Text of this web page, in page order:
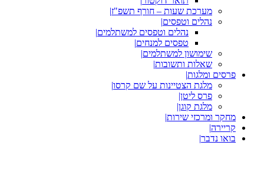
מערכת שעות – חורף תשפ"ז|
נהלים וטפסים|
נהלים וטפסים למשתלמים|
טפסים למנחים|
שימושון למשתלמים|
שאלות ותשובות|
פרסים ומלגות|
מלגת הצטיינות על שם קרסו|
פרס ליטן|
מלגת קוגן|
מחקר ומרכזי שירות|
קריירה|
בואו נדבר|